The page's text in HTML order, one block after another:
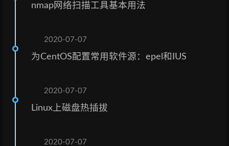
nmap网络扫描工具基本用法
2020-07-07
为CentOS配置常用软件源：epel和IUS
2020-07-07
Linux上磁盘热插拔
2020-07-07